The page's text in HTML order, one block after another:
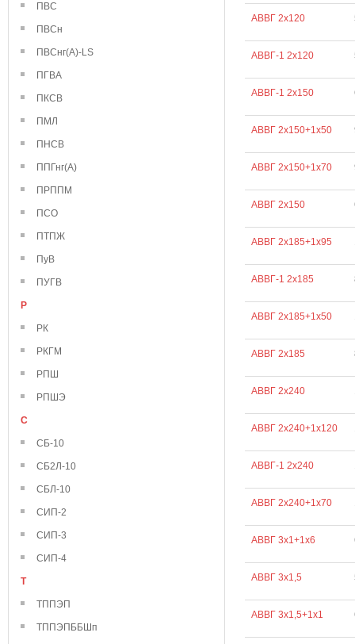
ПВС
ПВСн
ПВСнг(А)-LS
ПГВА
ПКСВ
ПМЛ
ПНСВ
ППГнг(А)
ПРППМ
ПСО
ПТПЖ
ПуВ
ПУГВ
Р
РК
РКГМ
РПШ
РПШЭ
С
СБ-10
СБ2Л-10
СБЛ-10
СИП-2
СИП-3
СИП-4
Т
ТППЭП
ТППЭПББШп
АВВГ 2х120
АВВГ-1 2х120
АВВГ-1 2х150
АВВГ 2х150+1х50
АВВГ 2х150+1х70
АВВГ 2х150
АВВГ 2х185+1х95
АВВГ-1 2х185
АВВГ 2х185+1х50
АВВГ 2х185
АВВГ 2х240
АВВГ 2х240+1х120
АВВГ-1 2х240
АВВГ 2х240+1х70
АВВГ 3х1+1х6
АВВГ 3х1,5
АВВГ 3х1,5+1х1